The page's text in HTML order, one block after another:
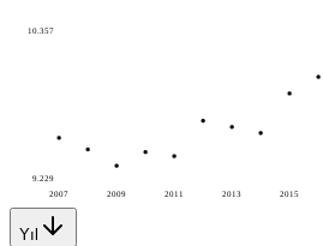
2007 2009 2011 2013 2015
10.357
9.229
Yıl